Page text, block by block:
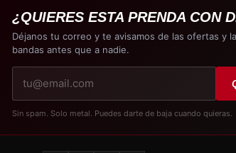
¿QUIERES ESTA PRENDA CON
Déjanos tu correo y te avisamos de las ofertas y
bandas antes que a nadie.
correo
electrónico
Sin spam. Solo metal. Puedes darte de baja cuando quieras.